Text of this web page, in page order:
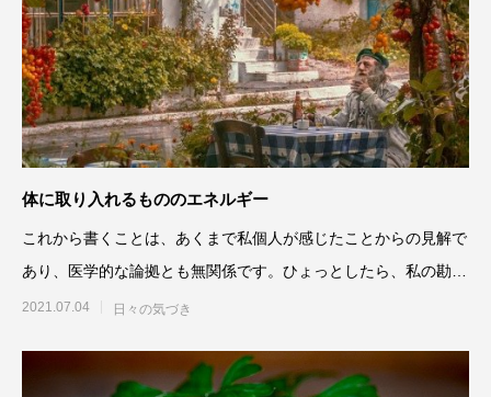
体に取り入れるもののエネルギー
これから書くことは、あくまで私個人が感じたことからの見解で
あり、医学的な論拠とも無関係です。ひょっとしたら、私の勘違
いや読み間違いの可能性も
2021.07.04 日々の気づき